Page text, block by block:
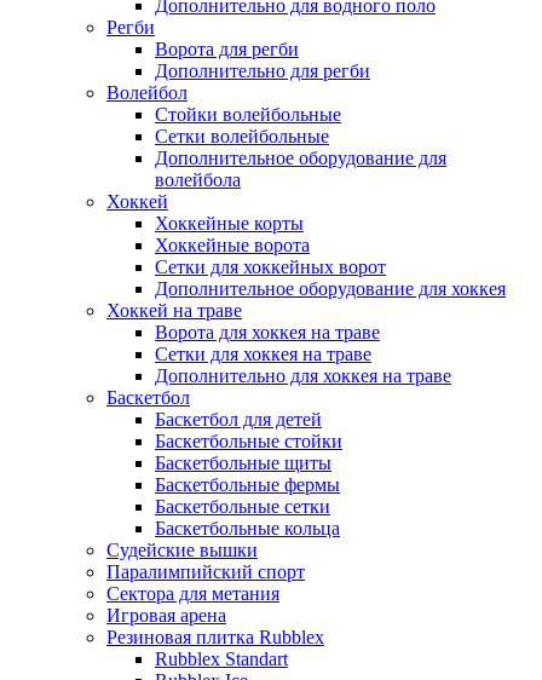
Дополнительно для водного поло
Регби
Ворота для регби
Дополнительно для регби
Волейбол
Стойки волейбольные
Сетки волейбольные
Дополнительное оборудование для
волейбола
Хоккей
Хоккейные корты
Хоккейные ворота
Сетки для хоккейных ворот
Дополнительное оборудование для хоккея
Хоккей на траве
Ворота для хоккея на траве
Сетки для хоккея на траве
Дополнительно для хоккея на траве
Баскетбол
Баскетбол для детей
Баскетбольные стойки
Баскетбольные щиты
Баскетбольные фермы
Баскетбольные сетки
Баскетбольные кольца
Судейские вышки
Паралимпийский спорт
Сектора для метания
Игровая арена
Резиновая плитка Rubblex
Rubblex Standart